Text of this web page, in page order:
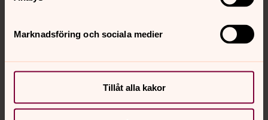
Marknadsföring och sociala medier
Tillåt alla kakor
Kalender